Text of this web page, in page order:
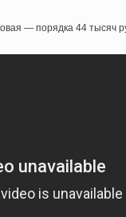
— порядка 44 тысяч